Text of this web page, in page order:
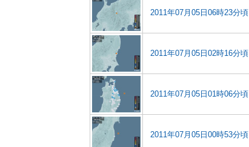
2011年07月05日06時23分頃
2011年07月05日02時16分頃
2011年07月05日01時06分頃
2011年07月05日00時53分頃